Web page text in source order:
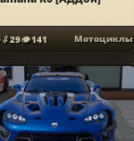
29 141 Мотоциклы